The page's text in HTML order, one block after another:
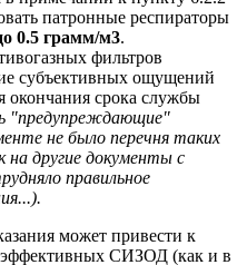
патронные респираторы
0.5 грамм/м3.
фильтров
субъективных ощущений
окончания срока службы
"предупреждающие"
не было перечня таких
на другие документы с
правильное
может привести к
эффективных СИЗОД (как и в